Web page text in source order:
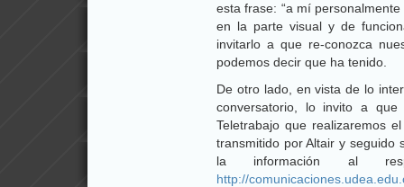
esta frase: “a mí
en la parte visual y de
invitarlo a que re-conozca
podemos decir que ha tenido.
De otro lado, en vista de lo
conversatorio, lo invito a
Teletrabajo que realizaremos
transmitido por Altair y seguido
la información al
http://